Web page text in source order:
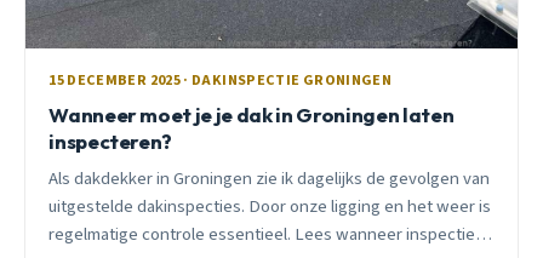
15 DECEMBER 2025 · DAKINSPECTIE GRONINGEN
Wanneer moet je je dak in Groningen laten
inspecteren?
Als dakdekker in Groningen zie ik dagelijks de gevolgen van
uitgestelde dakinspecties. Door onze ligging en het weer is
regelmatige controle essentieel. Lees wanneer inspectie